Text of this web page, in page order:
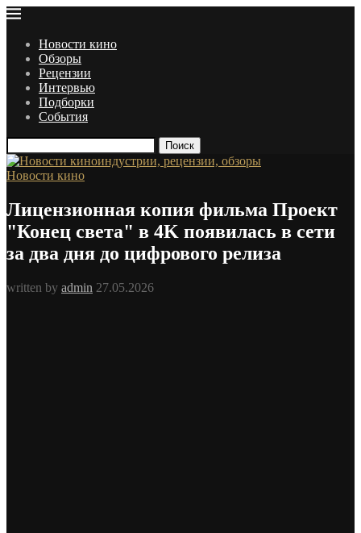
Новости кино
Обзоры
Рецензии
Интервью
Подборки
События
Поиск
Новости кино
Лицензионная копия фильма Проект
"Конец света" в 4K появилась в сети
за два дня до цифрового релиза
written by admin 27.05.2026